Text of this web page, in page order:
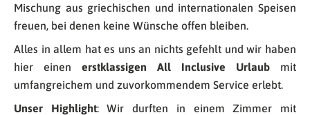
Mischung aus griechischen und internationalen Speisen
freuen, bei denen keine Wünsche offen bleiben.
Alles in allem hat es uns an nichts gefehlt und wir haben
hier einen erstklassigen All Inclusive Urlaub mit
umfangreichem und zuvorkommendem Service erlebt.
Unser Highlight: Wir durften in einem Zimmer mit